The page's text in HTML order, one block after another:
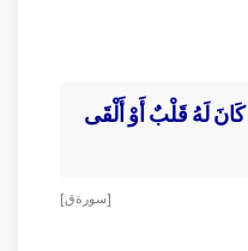
لَهُ قَلْبٌ أَوْ أَلْقَى
[ سورة ق ]